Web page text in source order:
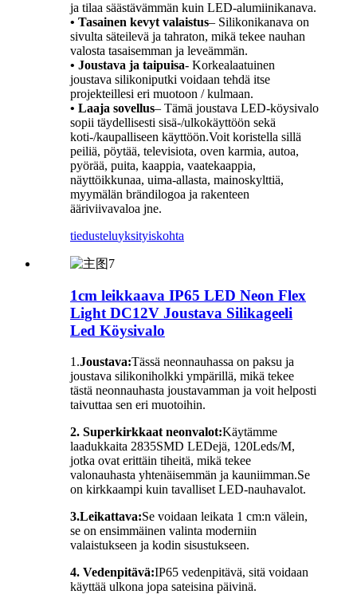
ja tilaa säästävämmän kuin LED-alumiinikanava.
• Tasainen kevyt valaistus– Silikonikanava on
sivulta säteilevä ja tahraton, mikä tekee nauhan
valosta tasaisemman ja leveämmän.
• Joustava ja taipuisa- Korkealaatuinen
joustava silikoniputki voidaan tehdä itse
projekteillesi eri muotoon / kulmaan.
• Laaja sovellus– Tämä joustava LED-köysivalo
sopii täydellisesti sisä-/ulkokäyttöön sekä
koti-/kaupalliseen käyttöön.Voit koristella sillä
peiliä, pöytää, televisiota, oven karmia, autoa,
pyörää, puita, kaappia, vaatekaappia,
näyttöikkunaa, uima-allasta, mainoskylttiä,
myymälän brändilogoa ja rakenteen
ääriviivavaloa jne.
tiedusteluyksityiskohta
1cm leikkaava IP65 LED Neon Flex
Light DC12V Joustava Silikageeli
Led Köysivalo
1.Joustava:Tässä neonnauhassa on paksu ja
joustava silikoniholkki ympärillä, mikä tekee
tästä neonnauhasta joustavamman ja voit helposti
taivuttaa sen eri muotoihin.
2. Superkirkkaat neonvalot:Käytämme
laadukkaita 2835SMD LEDejä, 120Leds/M,
jotka ovat erittäin tiheitä, mikä tekee
valonauhasta yhtenäisemmän ja kauniimman.Se
on kirkkaampi kuin tavalliset LED-nauhavalot.
3.Leikattava:Se voidaan leikata 1 cm:n välein,
se on ensimmäinen valinta moderniin
valaistukseen ja kodin sisustukseen.
4. Vedenpitävä:IP65 vedenpitävä, sitä voidaan
käyttää ulkona jopa sateisina päivinä.